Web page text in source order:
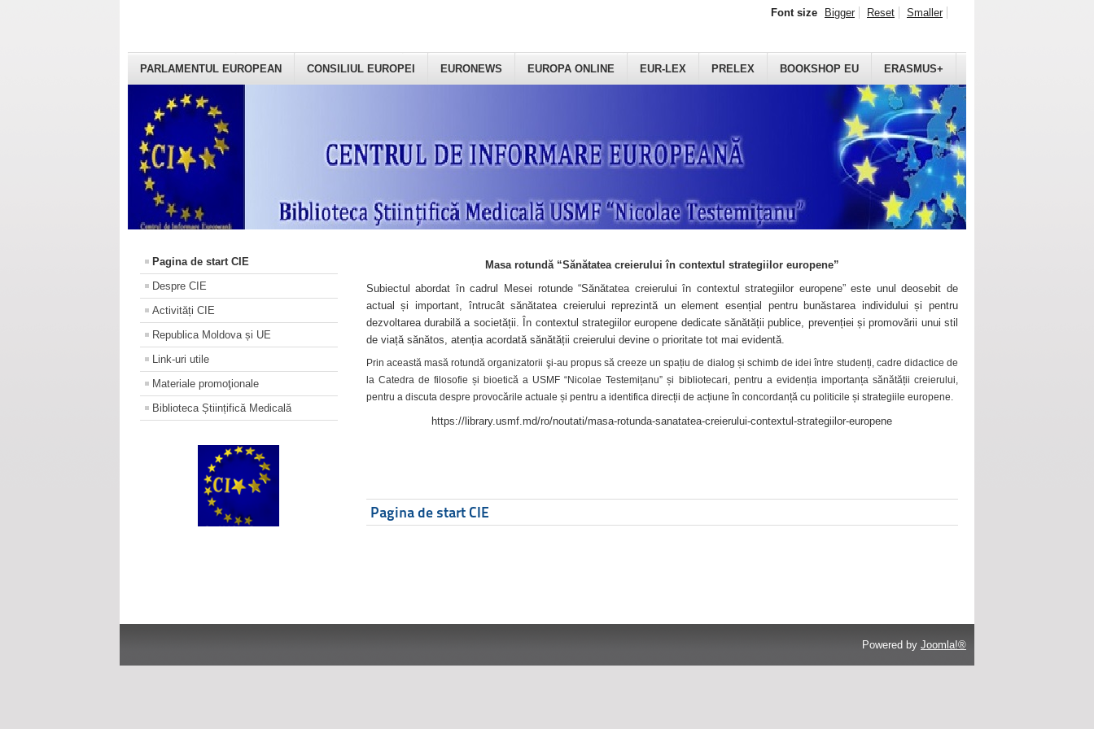
PARLAMENTUL EUROPEAN CONSILIUL EUROPEI EURONEWS EUROPA ONLINE EUR-LEX PRELEX BOOKSHOP EU ERASMUS+
Font size Bigger Reset Smaller
Pagina de start CIE
Despre CIE
Activități CIE
Republica Moldova și UE
Link-uri utile
Materiale promoţionale
Biblioteca Științifică Medicală
Masa rotundă “Sănătatea creierului în contextul strategiilor europene”
Subiectul abordat în cadrul Mesei rotunde “Sănătatea creierului în contextul strategiilor europene” este unul deosebit de
actual și important, întrucât sănătatea creierului reprezintă un element esențial pentru bunăstarea individului și pentru
dezvoltarea durabilă a societății. În contextul strategiilor europene dedicate sănătății publice, prevenției și promovării unui stil
de viață sănătos, atenția acordată sănătății creierului devine o prioritate tot mai evidentă.
Prin această masă rotundă organizatorii şi-au propus să creeze un spațiu de dialog și schimb de idei între studenți, cadre didactice de
la Catedra de filosofie și bioetică a USMF “Nicolae Testemițanu” și bibliotecari, pentru a evidenția importanța sănătății creierului,
pentru a discuta despre provocările actuale și pentru a identifica direcții de acțiune în concordanță cu politicile și strategiile europene.
https://library.usmf.md/ro/noutati/masa-rotunda-sanatatea-creierului-contextul-strategiilor-europene
Pagina de start CIE
Powered by Joomla!®